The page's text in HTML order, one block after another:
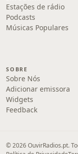
Estações de rádio
Podcasts
Músicas Populares
SOBRE
Sobre Nós
Adicionar emissora
Widgets
Feedback
© 2026 OuvirRadios.pt.